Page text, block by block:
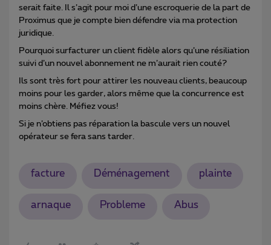
serait faite. Il s’agit pour moi d’une escroquerie de la part de
Proximus que je compte bien défendre via ma protection
juridique.
Pourquoi surfacturer un client fidèle alors qu’une résiliation
suivi d’un nouvel abonnement ne m’aurait rien couté?
Ils sont très fort pour attirer les nouveau clients, beaucoup
moins pour les garder, alors même que la concurrence est
moins chère. Méfiez vous!
Si je n’obtiens pas réparation la bascule vers un nouvel
opérateur se fera sans tarder.
facture Déménagement plainte
arnaque Probleme Abus